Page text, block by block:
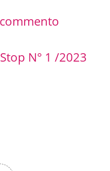
N° 1 /2023